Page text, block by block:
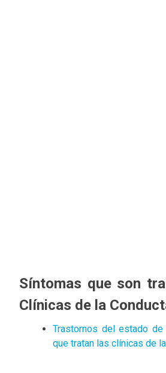
Síntomas que son
Clínicas de la
Trastornos del estado
que tratan las clínicas de